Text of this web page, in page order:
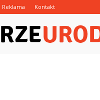
Reklama Kontakt